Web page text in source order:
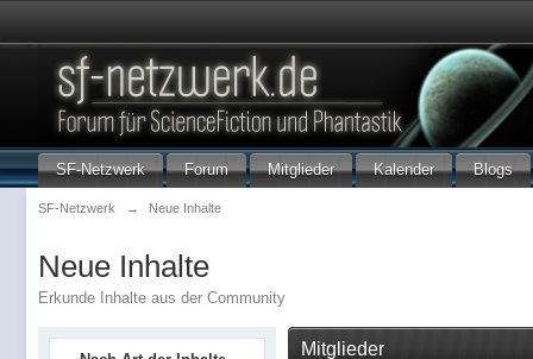
SF-Netzwerk Forum Mitglieder Kalender Blogs
SF-Netzwerk → Neue Inhalte
Neue Inhalte
Erkunde Inhalte aus der Community
Mitglieder